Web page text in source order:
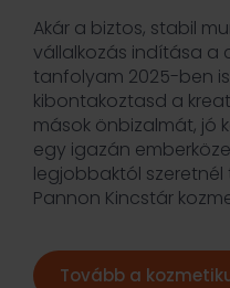
Akár a biztos, stabil
vállalkozás indítása a
tanfolyam 2025-ben
kibontakoztasd a
mások önbizalmát, jó
egy igazán
legjobbaktól szeretnél
Pannon Kincstár
Tovább a